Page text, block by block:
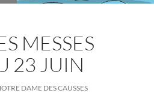
MESSES
23 JUIN
DAME DES CAUSSES